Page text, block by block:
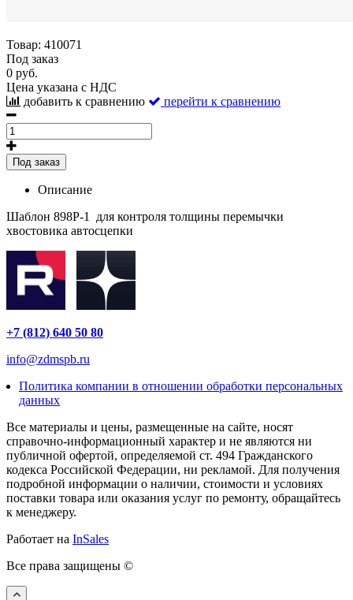
Товар: 410071
Под заказ
0 руб.
Цена указана с НДС
добавить к сравнению
перейти к сравнению
Под заказ
Описание
Шаблон 898Р-1 для контроля толщины перемычки
хвостовика автосцепки
+7 (812) 640 50 80
info@zdmspb.ru
Политика компании в отношении обработки персональных
данных
Все материалы и цены, размещенные на сайте, носят
справочно-информационный характер и не являются ни
публичной офертой, определяемой ст. 494 Гражданского
кодекса Российской Федерации, ни рекламой. Для получения
подробной информации о наличии, стоимости и условиях
поставки товара или оказания услуг по ремонту, обращайтесь
к менеджеру.
Работает на InSales
Все права защищены ©